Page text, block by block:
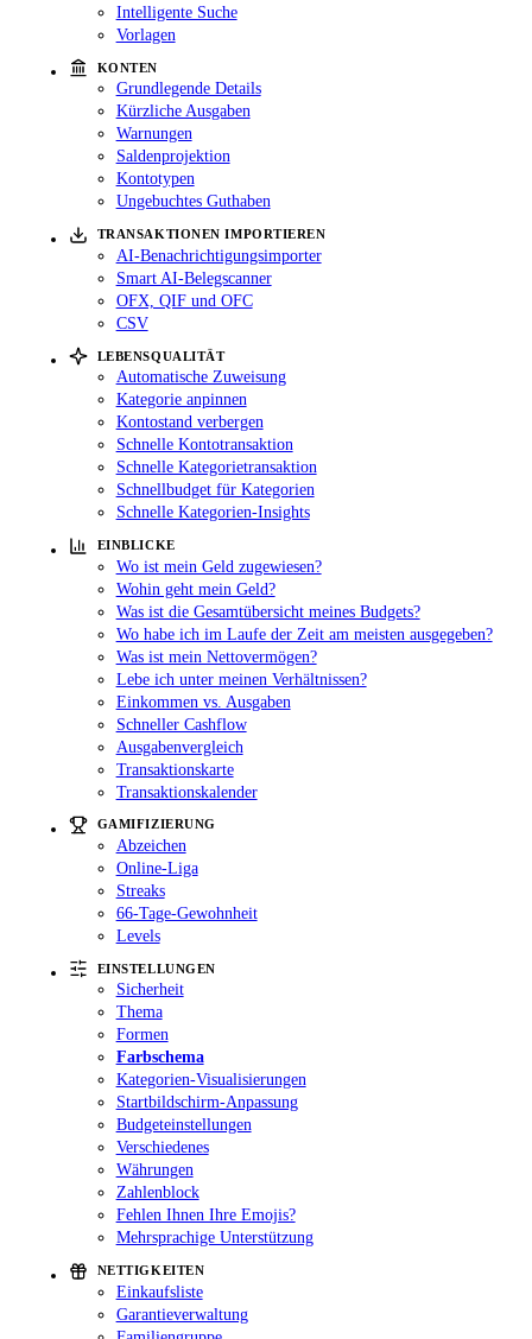
Intelligente Suche
Vorlagen
KONTEN
Grundlegende Details
Kürzliche Ausgaben
Warnungen
Saldenprojektion
Kontotypen
Ungebuchtes Guthaben
TRANSAKTIONEN IMPORTIEREN
AI-Benachrichtigungsimporter
Smart AI-Belegscanner
OFX, QIF und OFC
CSV
LEBENSQUALITÄT
Automatische Zuweisung
Kategorie anpinnen
Kontostand verbergen
Schnelle Kontotransaktion
Schnelle Kategorietransaktion
Schnellbudget für Kategorien
Schnelle Kategorien-Insights
EINBLICKE
Wo ist mein Geld zugewiesen?
Wohin geht mein Geld?
Was ist die Gesamtübersicht meines Budgets?
Wo habe ich im Laufe der Zeit am meisten ausgegeben?
Was ist mein Nettovermögen?
Lebe ich unter meinen Verhältnissen?
Einkommen vs. Ausgaben
Schneller Cashflow
Ausgabenvergleich
Transaktionskarte
Transaktionskalender
GAMIFIZIERUNG
Abzeichen
Online-Liga
Streaks
66-Tage-Gewohnheit
Levels
EINSTELLUNGEN
Sicherheit
Thema
Formen
Farbschema
Kategorien-Visualisierungen
Startbildschirm-Anpassung
Budgeteinstellungen
Verschiedenes
Währungen
Zahlenblock
Fehlen Ihnen Ihre Emojis?
Mehrsprachige Unterstützung
NETTIGKEITEN
Einkaufsliste
Garantieverwaltung